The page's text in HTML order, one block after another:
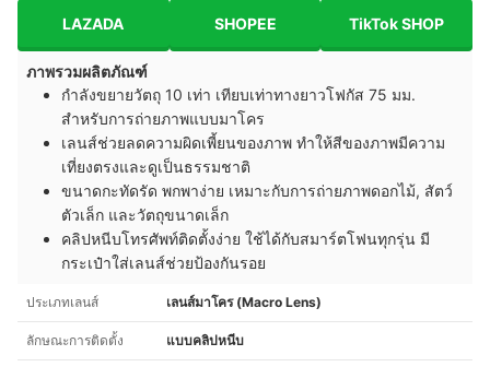
LAZADA SHOPEE TikTok SHOP
ภาพรวมผลิตภัณฑ์
กำลังขยายวัตถุ 10 เท่า เทียบเท่าทางยาวโฟกัส 75 มม.
สำหรับการถ่ายภาพแบบมาโคร
เลนส์ช่วยลดความผิดเพี้ยนของภาพ ทำให้สีของภาพมีความ
เที่ยงตรงและดูเป็นธรรมชาติ
ขนาดกะทัดรัด พกพาง่าย เหมาะกับการถ่ายภาพดอกไม้, สัตว์
ตัวเล็ก และวัตถุขนาดเล็ก
คลิปหนีบโทรศัพท์ติดตั้งง่าย ใช้ได้กับสมาร์ตโฟนทุกรุ่น มี
กระเป๋าใส่เลนส์ช่วยป้องกันรอย
ประเภทเลนส์ เลนส์มาโคร (Macro Lens)
ลักษณะการติดตั้ง แบบคลิปหนีบ